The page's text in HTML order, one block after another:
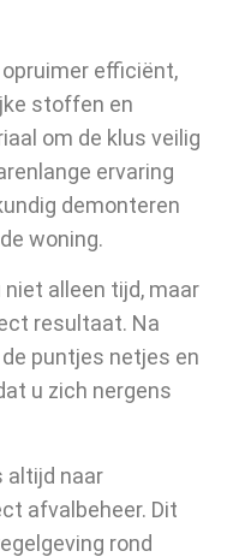
efficiënt,
stoffen en
om de klus veilig
ervaring
demonteren
woning.
alleen tijd, maar
resultaat. Na
puntjes netjes en
u zich nergens
altijd naar
afvalbeheer. Dit
rond